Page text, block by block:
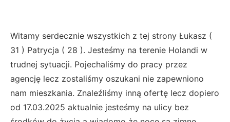
Witamy serdecznie wszystkich z tej strony Łukasz (
31 ) Patrycja ( 28 ). Jesteśmy na terenie Holandi w
trudnej sytuacji. Pojechaliśmy do pracy przez
agencję lecz zostaliśmy oszukani nie zapewniono
nam mieszkania. Znaleźliśmy inną ofertę lecz dopiero
od 17.03.2025 aktualnie jesteśmy na ulicy bez